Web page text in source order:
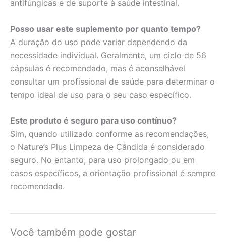
antifúngicas e de suporte à saúde intestinal.
Posso usar este suplemento por quanto tempo?
A duração do uso pode variar dependendo da
necessidade individual. Geralmente, um ciclo de 56
cápsulas é recomendado, mas é aconselhável
consultar um profissional de saúde para determinar o
tempo ideal de uso para o seu caso específico.
Este produto é seguro para uso contínuo?
Sim, quando utilizado conforme as recomendações,
o Nature’s Plus Limpeza de Cândida é considerado
seguro. No entanto, para uso prolongado ou em
casos específicos, a orientação profissional é sempre
recomendada.
Você também pode gostar